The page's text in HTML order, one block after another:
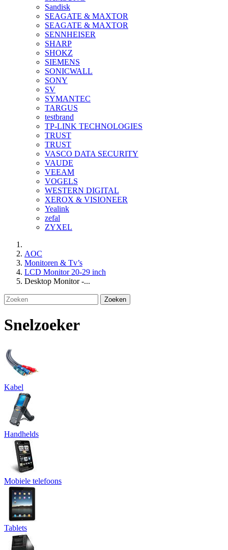
Sandisk
SEAGATE & MAXTOR
SEAGATE & MAXTOR
SENNHEISER
SHARP
SHOKZ
SIEMENS
SONICWALL
SONY
SV
SYMANTEC
TARGUS
testbrand
TP-LINK TECHNOLOGIES
TRUST
TRUST
VASCO DATA SECURITY
VAUDE
VEEAM
VOGELS
WESTERN DIGITAL
XEROX & VISIONEER
Yealink
zefal
ZYXEL
AOC
Monitoren & Tv’s
LCD Monitor 20-29 inch
Desktop Monitor -...
Zoeken
Snelzoeker
Kabel
Handhelds
Mobiele telefoons
Tablets